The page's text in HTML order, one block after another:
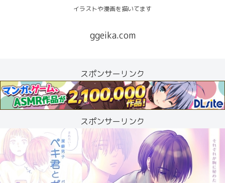
イラストや漫画を描いてます
ggeika.com
スポンサーリンク
スポンサーリンク